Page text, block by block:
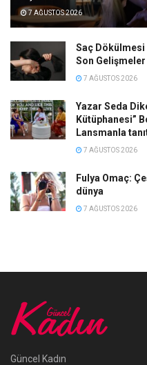
7 AĞUSTOS 2026
Saç Dökülmesi
Son Gelişmeler
7 AĞUSTOS 2026
Yazar Seda
Kütüphanesi”
Lansmanla
7 AĞUSTOS 2026
Fulya Omaç:
dünya
7 AĞUSTOS 2026
Güncel Kadın